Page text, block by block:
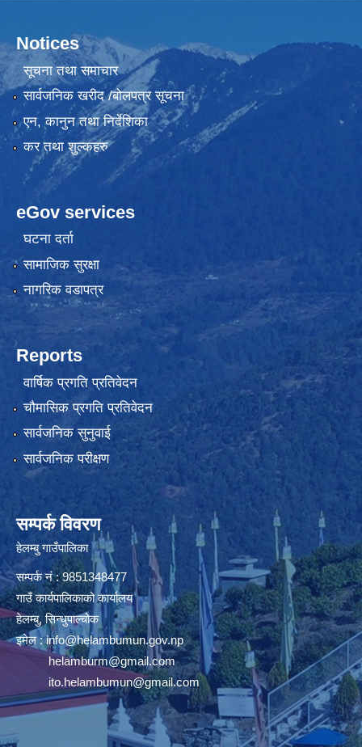
Notices
सूचना तथा समाचार
सार्वजनिक खरीद /बोलपत्र सूचना
एन, कानुन तथा निर्देशिका
कर तथा शुल्कहरु
eGov services
घटना दर्ता
सामाजिक सुरक्षा
नागरिक वडापत्र
Reports
वार्षिक प्रगति प्रतिवेदन
चौमासिक प्रगति प्रतिवेदन
सार्वजनिक सुनुवाई
सार्वजनिक परीक्षण
सम्पर्क विवरण
हेलम्बु गाउँपालिका
सम्पर्क नं : 9851348477
गाउँ कार्यपालिकाको कार्यालय
हेलम्बु, सिन्धुपाल्चोक
इमेल :info@helambumun.gov.np
helamburm@gmail.com
ito.helambumun@gmail.com